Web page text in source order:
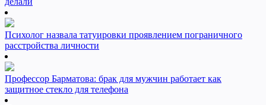
Психолог назвала татуировки проявлением пограничного
расстройства личности
Профессор Барматова: брак для мужчин работает как
защитное стекло для телефона